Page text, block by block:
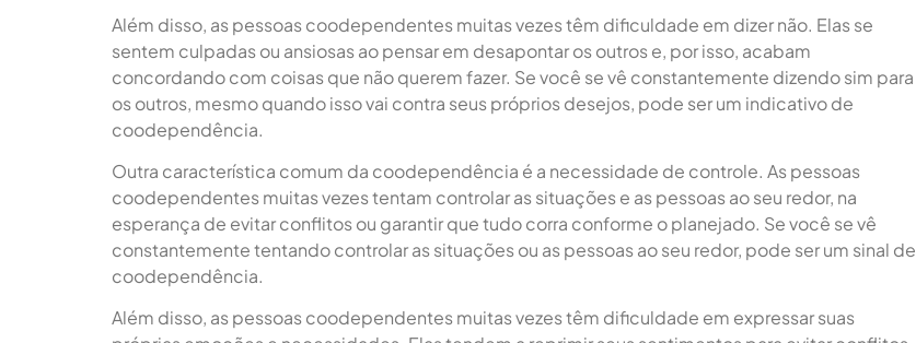
Além disso, as pessoas coodependentes muitas vezes têm dificuldade em dizer não. Elas se
sentem culpadas ou ansiosas ao pensar em desapontar os outros e, por isso, acabam
concordando com coisas que não querem fazer. Se você se vê constantemente dizendo sim para
os outros, mesmo quando isso vai contra seus próprios desejos, pode ser um indicativo de
coodependência.
Outra característica comum da coodependência é a necessidade de controle. As pessoas
coodependentes muitas vezes tentam controlar as situações e as pessoas ao seu redor, na
esperança de evitar conflitos ou garantir que tudo corra conforme o planejado. Se você se vê
constantemente tentando controlar as situações ou as pessoas ao seu redor, pode ser um sinal de
coodependência.
Além disso, as pessoas coodependentes muitas vezes têm dificuldade em expressar suas